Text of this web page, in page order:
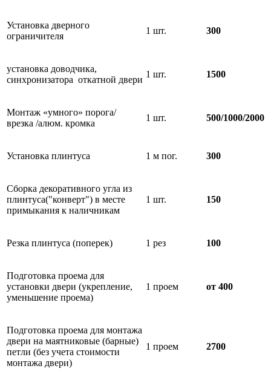
Установка дверного
ограничителя
1 шт. 300
установка доводчика,
синхронизатора откатной двери
1 шт. 1500
Монтаж «умного» порога/
врезка /алюм. кромка
1 шт. 500/1000/2000
Установка плинтуса 1 м пог. 300
Сборка декоративного угла из
плинтуса("конверт") в месте
примыкания к наличникам
1 шт. 150
Резка плинтуса (поперек) 1 рез 100
Подготовка проема для
установки двери (укрепление,
уменьшение проема)
1 проем от 400
Подготовка проема для монтажа
двери на маятниковые (барные)
петли (без учета стоимости
монтажа двери)
1 проем 2700